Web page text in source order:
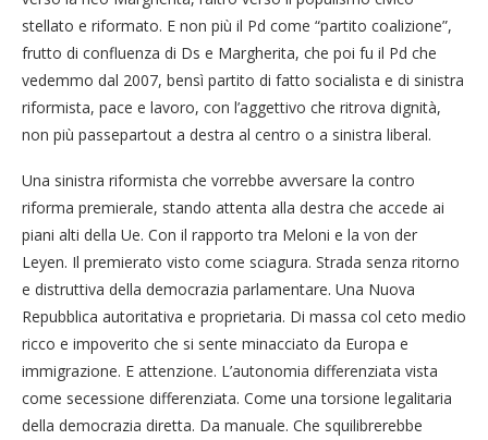
stellato e riformato. E non più il Pd come “partito coalizione”,
frutto di confluenza di Ds e Margherita, che poi fu il Pd che
vedemmo dal 2007, bensì partito di fatto socialista e di sinistra
riformista, pace e lavoro, con l’aggettivo che ritrova dignità,
non più passepartout a destra al centro o a sinistra liberal.
Una sinistra riformista che vorrebbe avversare la contro
riforma premierale, stando attenta alla destra che accede ai
piani alti della Ue. Con il rapporto tra Meloni e la von der
Leyen. Il premierato visto come sciagura. Strada senza ritorno
e distruttiva della democrazia parlamentare. Una Nuova
Repubblica autoritativa e proprietaria. Di massa col ceto medio
ricco e impoverito che si sente minacciato da Europa e
immigrazione. E attenzione. L’autonomia differenziata vista
come secessione differenziata. Come una torsione legalitaria
della democrazia diretta. Da manuale. Che squilibrerebbe